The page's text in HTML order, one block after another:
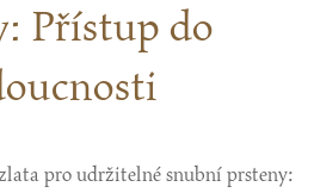
Přístup do